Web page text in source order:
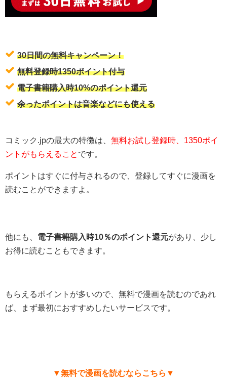
30日間の無料キャンペーン！
無料登録時1350ポイント付与
電子書籍購入時10%のポイント還元
余ったポイントは音楽などにも使える
コミック.jpの最大の特徴は、 無料お試し登録時、1350ポイ
ントがもらえること です。
ポイントはすぐに付与されるので、登録してすぐに漫画を
読むことができますよ。
他にも、 電子書籍購入時10％のポイント還元があり、少し
お得に読むこともできます。
もらえるポイントが多いので、無料で漫画を読むのであれ
ば、まず最初におすすめしたいサービスです。
▼無料で漫画を読むならこちら▼